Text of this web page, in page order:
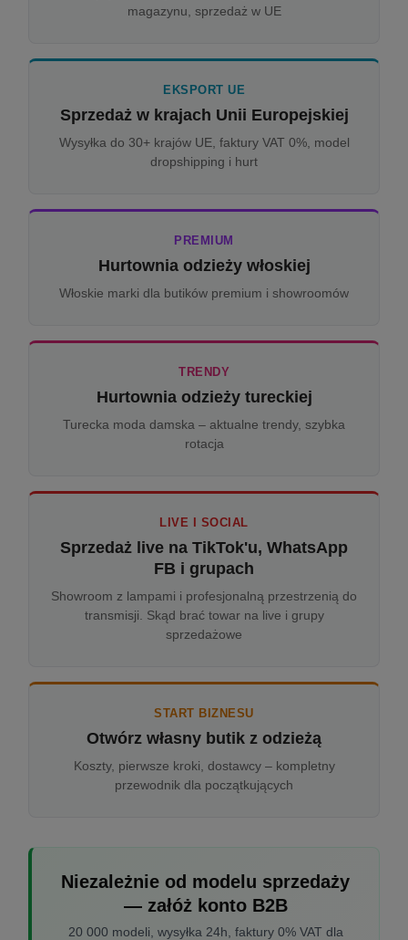
magazynu, sprzedaż w UE
EKSPORT UE
Sprzedaż w krajach Unii Europejskiej
Wysyłka do 30+ krajów UE, faktury VAT 0%, model
dropshipping i hurt
PREMIUM
Hurtownia odzieży włoskiej
Włoskie marki dla butików premium i showroomów
TRENDY
Hurtownia odzieży tureckiej
Turecka moda damska – aktualne trendy, szybka
rotacja
LIVE I SOCIAL
Sprzedaż live na TikTok'u, WhatsApp
FB i grupach
Showroom z lampami i profesjonalną przestrzenią do
transmisji. Skąd brać towar na live i grupy
sprzedażowe
START BIZNESU
Otwórz własny butik z odzieżą
Koszty, pierwsze kroki, dostawcy – kompletny
przewodnik dla początkujących
Niezależnie od modelu sprzedaży
— załóż konto B2B
20 000 modeli, wysyłka 24h, faktury 0% VAT dla